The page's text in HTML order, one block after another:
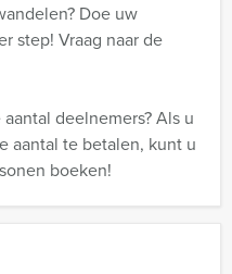
Doe uw
step! Vraag naar de
deelnemers? Als u
aantal te betalen, kunt u
boeken!